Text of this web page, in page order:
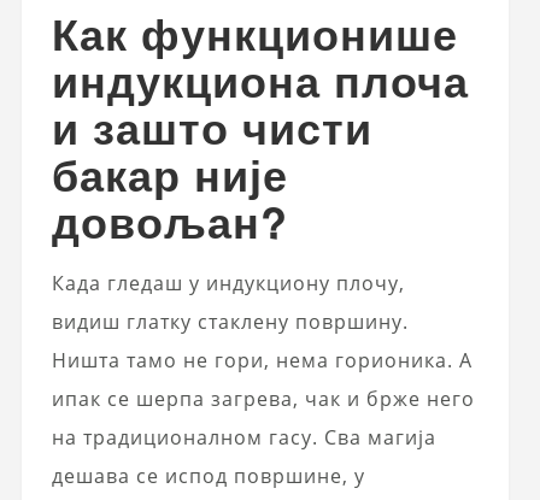
Как функционише
индукциона плоча
и зашто чисти
бакар није
довољан?
Када гледаш у индукциону плочу,
видиш глатку стаклену површину.
Ништа тамо не гори, нема горионика. А
ипак се шерпа загрева, чак и брже него
на традиционалном гасу. Сва магија
дешава се испод површине, у